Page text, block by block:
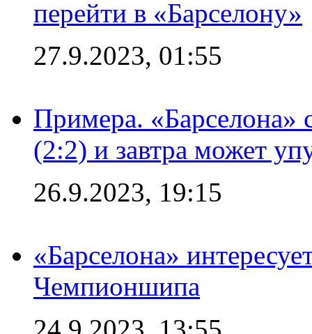
перейти в «Барселону»
27.9.2023, 01:55
Примера. «Барселона»
(2:2) и завтра может
26.9.2023, 19:15
«Барселона»
Чемпионшипа